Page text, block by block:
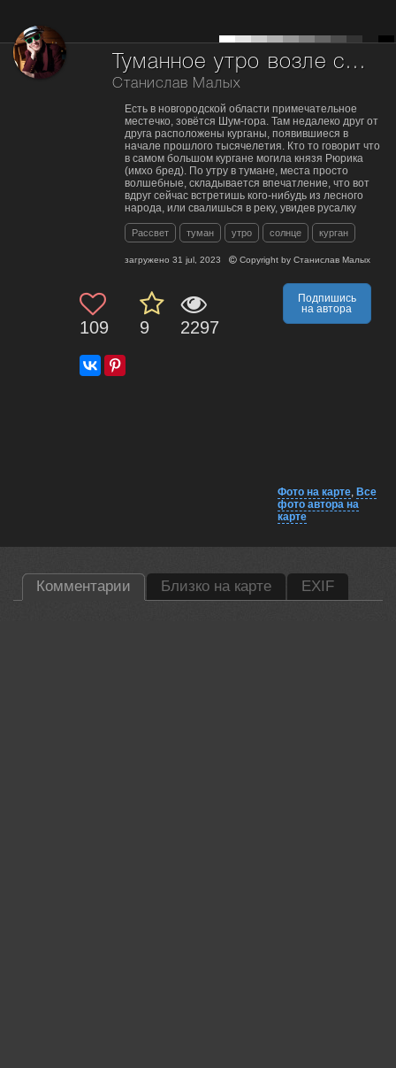
Туманное утро возле старых курганов
Cтанислав Малых
Есть в новгородской области примечательное
местечко, зовётся Шум-гора. Там недалеко друг от
друга расположены курганы, появившиеся в
начале прошлого тысячелетия. Кто то говорит что
в самом большом кургане могила князя Рюрика
(имхо бред). По утру в тумане, места просто
волшебные, складывается впечатление, что вот
вдруг сейчас встретишь кого-нибудь из лесного
народа, или свалишься в реку, увидев русалку
Рассвет туман утро солнце курган
загружено 31 jul, 2023 Copyright by Cтанислав Малых
109 9 2297
Подпишись
на автора
Фото на карте, Все
фото автора на
карте
Комментарии Близко на карте EXIF